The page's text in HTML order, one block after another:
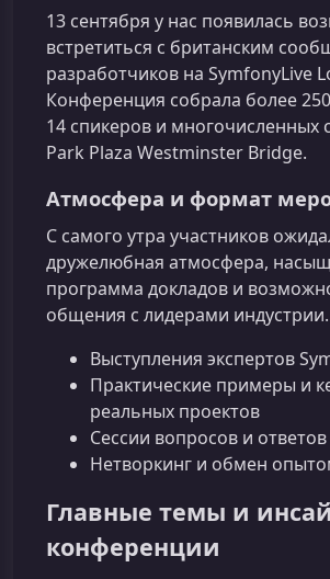
13 сентября у нас появилась
встретиться с британским
разработчиков на SymfonyLive
Конференция собрала более
14 спикеров и многочисленных
Park Plaza Westminster Bridge.
Атмосфера и формат
С самого утра участников
дружелюбная атмосфера,
программа докладов и
общения с лидерами индустрии.
Выступления экспертов
Практические примеры и
реальных проектов
Сессии вопросов и ответов
Нетворкинг и обмен
Главные темы и
конференции